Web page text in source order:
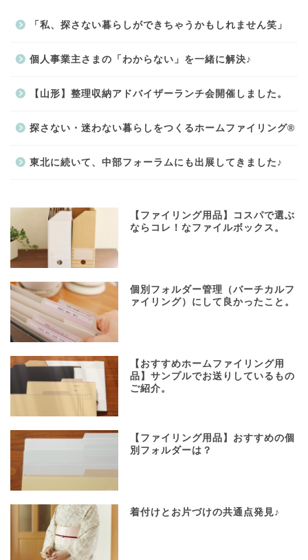
「私、探さない暮らしができちゃうかもしれません笑」
個人事業主さまの「わからない」を一緒に解決♪
【山形】整理収納アドバイザーランチ会開催しました。
探さない・迷わない暮らしをつくるホームファイリング®
東北に続いて、中部フォーラムにも出展してきました♪
【ファイリング用品】コスパで選ぶ
ならコレ！なファイルボックス。
個別フォルダー管理（バーチカルフ
ァイリング）にして良かったこと。
【おすすめホームファイリング用
品】サンプルでお送りしているもの
ご紹介。
【ファイリング用品】おすすめの個
別フォルダーは？
着付けとお片づけの共通点発見♪